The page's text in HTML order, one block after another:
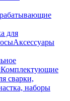
для
Аксессуары
Комплектующие
сварки,
наборы